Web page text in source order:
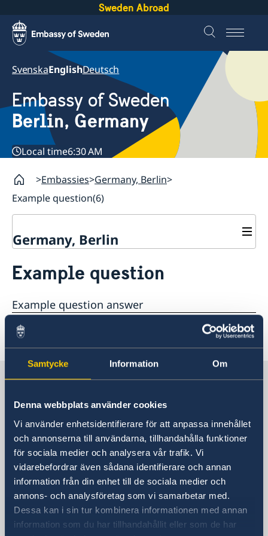
Samtycke Information Om
Denna webbplats använder cookies
Vi använder enhetsidentifierare för att anpassa innehållet
och annonserna till användarna, tillhandahålla funktioner
för sociala medier och analysera vår trafik. Vi
vidarebefordrar även sådana identifierare och annan
information från din enhet till de sociala medier och
annons- och analysföretag som vi samarbetar med.
Dessa kan i sin tur kombinera informationen med annan
information som du har tillhandahållit eller som de har
Sweden Abroad
SvenskaEnglishDeutsch
Embassy of Sweden
Berlin, Germany
Local time6:30 AM
Embassies Germany, Berlin
Example question(6)
Germany, Berlin
Changed service hours
and Moldova who wish to apply for residence and
work permits or visas
Contact & Opening Hours
Public Holidays 2026
Press contact
Migration section
Contact & Opening Hours for Migration Department
Book an appointment
About us
Example question
Example question answer
Last updated 30 Oct 2020, 11.48 AM
Sweden in Germany
Embassy
Visiting address
Rauchstraße 1
10787 Berlin
Postal address
Swedish Embassy
Rauchstraße 1